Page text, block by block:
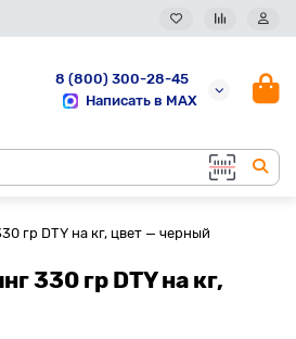
8 (800) 300-28-45
Написать в MAX
гр DTY на кг, цвет — черный
330 гр DTY на кг,